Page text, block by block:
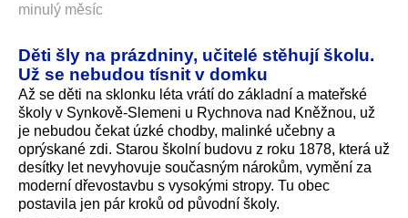
minulý měsíc
Děti šly na prázdniny, učitelé stěhují školu.
Už se nebudou tísnit v domku
Až se děti na sklonku léta vrátí do základní a mateřské
školy v Synkově-Slemeni u Rychnova nad Kněžnou, už
je nebudou čekat úzké chodby, malinké učebny a
oprýskané zdi. Starou školní budovu z roku 1878, která už
desítky let nevyhovuje současným nárokům, vymění za
moderní dřevostavbu s vysokými stropy. Tu obec
postavila jen pár kroků od původní školy.